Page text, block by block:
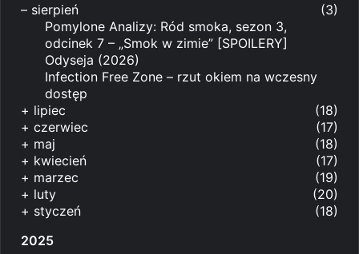
– sierpień
(3)
Pomylone Analizy: Ród smoka, sezon 3,
odcinek 7 – „Smok w zimie” [SPOILERY]
Odyseja (2026)
Infection Free Zone – rzut okiem na wczesny
dostęp
+ lipiec
(18)
+ czerwiec
(17)
+ maj
(18)
+ kwiecień
(17)
+ marzec
(19)
+ luty
(20)
+ styczeń
(18)
2025